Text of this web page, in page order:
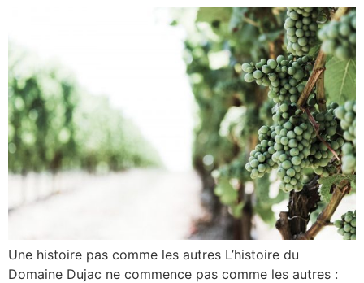
Une histoire pas comme les autres L’histoire du
Domaine Dujac ne commence pas comme les autres :